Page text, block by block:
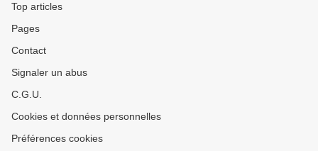
Top articles
Pages
Contact
Signaler un abus
C.G.U.
Cookies et données personnelles
Préférences cookies